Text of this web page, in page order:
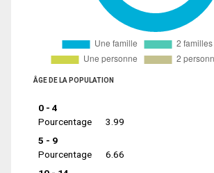
ÂGE DE LA POPULATION
0 - 4
Pourcentage
3.99
5 - 9
Pourcentage
6.66